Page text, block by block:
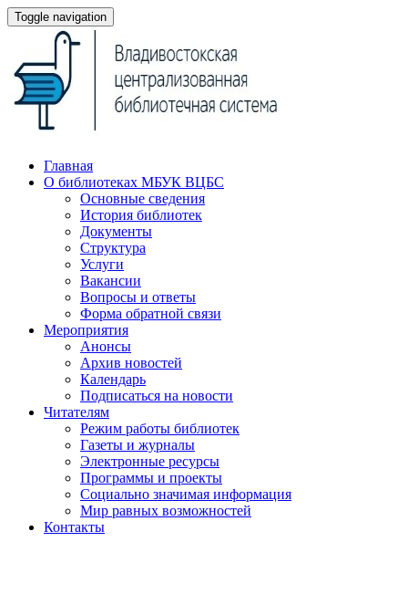
Toggle navigation
Главная
О библиотеках МБУК ВЦБС
Основные сведения
История библиотек
Документы
Структура
Услуги
Вакансии
Вопросы и ответы
Форма обратной связи
Мероприятия
Анонсы
Архив новостей
Календарь
Подписаться на новости
Читателям
Режим работы библиотек
Газеты и журналы
Электронные ресурсы
Программы и проекты
Социально значимая информация
Мир равных возможностей
Контакты